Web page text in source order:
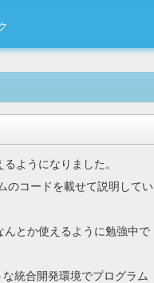
ようになりました。
のコードを載せて説明してい
とか使えるように勉強中で
統合開発環境でプログラム